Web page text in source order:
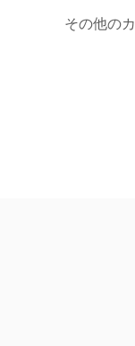
その他の